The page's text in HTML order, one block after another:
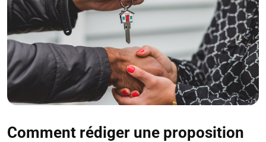
Comment rédiger une proposition